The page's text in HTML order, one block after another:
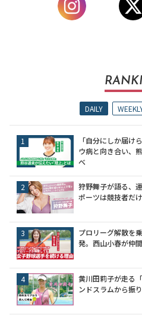
DAILY
「自分にしか届け
ウ病と向き合い、
べ
狩野舞子が語る、
ポーツは競技者だ
プロリーグ解散を
発。西山小春が仲
黄川田莉子が走る
ンドスラムから振